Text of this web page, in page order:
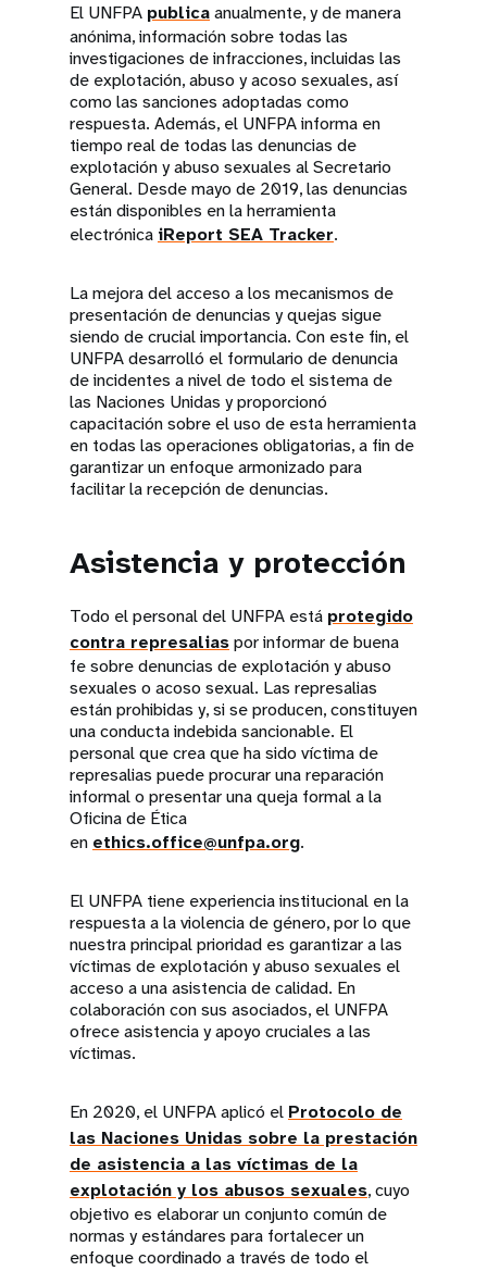
El UNFPA publicaanualmente, y de manera
anónima, información sobre todas las
investigaciones de infracciones, incluidas las
de explotación, abuso y acoso sexuales, así
como las sanciones adoptadas como
respuesta. Además, el UNFPA informa en
tiempo real de todas las denuncias de
explotación y abuso sexuales al Secretario
General. Desde mayo de 2019, las denuncias
están disponibles en la herramienta
electrónica iReport SEA Tracker.
La mejora del acceso a los mecanismos de
presentación de denuncias y quejas sigue
siendo de crucial importancia. Con este fin, el
UNFPA desarrolló el formulario de denuncia
de incidentes a nivel de todo el sistema de
las Naciones Unidas y proporcionó
capacitación sobre el uso de esta herramienta
en todas las operaciones obligatorias, a fin de
garantizar un enfoque armonizado para
facilitar la recepción de denuncias.
Asistencia y protección
Todo el personal del UNFPA está protegido
contra represaliaspor informar de buena
fe sobre denuncias de explotación y abuso
sexuales o acoso sexual. Las represalias
están prohibidas y, si se producen, constituyen
una conducta indebida sancionable. El
personal que crea que ha sido víctima de
represalias puede procurar una reparación
informal o presentar una queja formal a la
Oficina de Ética
en ethics.office@unfpa.org.
El UNFPA tiene experiencia institucional en la
respuesta a la violencia de género, por lo que
nuestra principal prioridad es garantizar a las
víctimas de explotación y abuso sexuales el
acceso a una asistencia de calidad. En
colaboración con sus asociados, el UNFPA
ofrece asistencia y apoyo cruciales a las
víctimas.
En 2020, el UNFPA aplicó el Protocolo de
las Naciones Unidas sobre la prestación
de asistencia a las víctimas de la
explotación y los abusos sexuales, cuyo
objetivo es elaborar un conjunto común de
normas y estándares para fortalecer un
enfoque coordinado a través de todo el